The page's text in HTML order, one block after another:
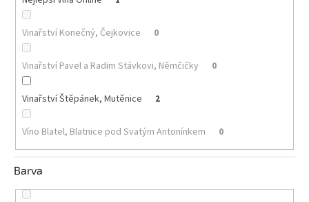
nabídka
Poslední
láhve
skladem
Cuvée
vína
Klarety
Vína
jakosti
Vinařství Konečný, Čejkovice 0
Vinařství Pavel a Radim Stávkovi, Němčičky 0
Vinařství Štěpánek, Mutěnice 2
Víno Blatel, Blatnice pod Svatým Antonínkem 0
Barva